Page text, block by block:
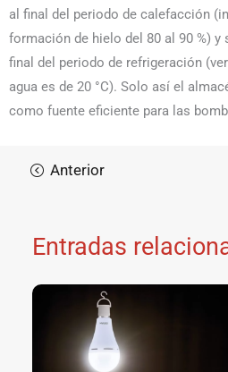
al final del periodo de calefacción
formación de hielo del 80 al 90 %) y
final del periodo de refrigeración
agua es de 20 °C). Solo así el
como fuente eficiente para las
Entradas